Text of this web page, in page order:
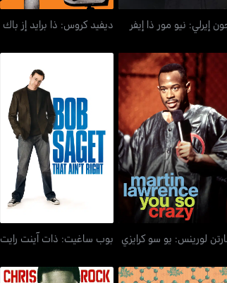
إيرلي: نيو مور ذا إيفر ديفيد كروس: ذا برايد إز باك
لورينس: يو سو كرايزي
لورينس: يو سو كرايزي
بوب ساغيت: ذات آينت رايت
بوب ساغيت: ذات آينت رايت